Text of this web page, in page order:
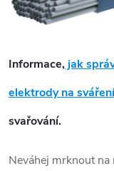
Informace, jak
elektrody na sváření
svařování.
Neváhej mrknout na